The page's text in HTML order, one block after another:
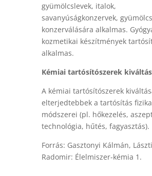
gyümölcslevek, italok,
savanyúságkonzervek,
konzerválására alkalmas.
kozmetikai készítmények
alkalmas.
Kémiai tartósítószerek
A kémiai tartósítószerek
elterjedtebbek a tartósítás
módszerei (pl. hőkezelés,
technológia, hűtés, fagyasztás).
Forrás: Gasztonyi Kálmán,
Radomir: Élelmiszer-kémia 1.